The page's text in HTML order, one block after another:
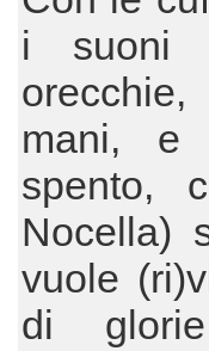
i suoni
mani, e
spento,
Nocella)
vuole
di